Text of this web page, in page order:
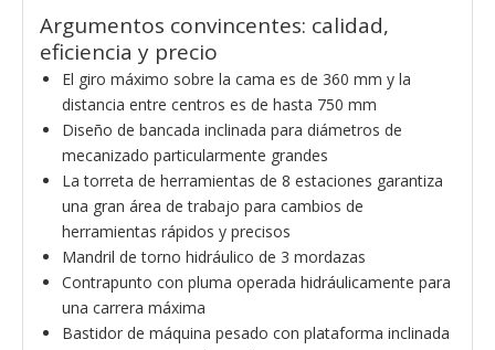
Argumentos convincentes: calidad,
eficiencia y precio
El giro máximo sobre la cama es de 360 mm y la
distancia entre centros es de hasta 750 mm
Diseño de bancada inclinada para diámetros de
mecanizado particularmente grandes
La torreta de herramientas de 8 estaciones garantiza
una gran área de trabajo para cambios de
herramientas rápidos y precisos
Mandril de torno hidráulico de 3 mordazas
Contrapunto con pluma operada hidráulicamente para
una carrera máxima
Bastidor de máquina pesado con plataforma inclinada